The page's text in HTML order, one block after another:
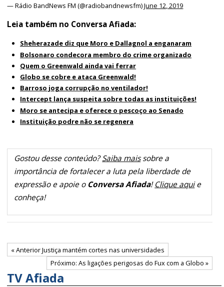
— Rádio BandNews FM (@radiobandnewsfm)June 12, 2019
Leia também no Conversa Afiada:
Sheherazade diz que Moro e Dallagnol a enganaram
Bolsonaro condecora membro do crime organizado
Quem o Greenwald ainda vai ferrar
Globo se cobre e ataca Greenwald!
Barroso joga corrupção no ventilador!
Intercept lança suspeita sobre todas as instituições!
Moro se antecipa e oferece o pescoço ao Senado
Instituição podre não se regenera
Gostou desse conteúdo?Saiba maissobre a
importância de fortalecer a luta pela liberdade de
expressão e apoie o Conversa Afiada!Clique aquie
conheça!
« Anterior Justiça mantém cortes nas universidades
Próximo: As ligações perigosas do Fux com a Globo »
TV Afiada